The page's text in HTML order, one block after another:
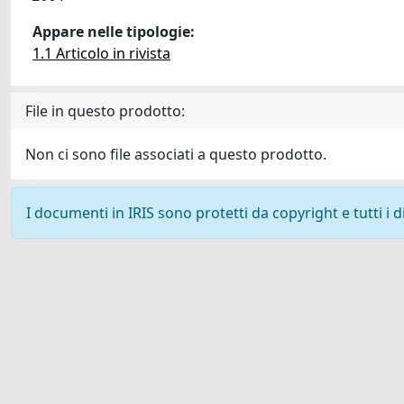
Appare nelle tipologie:
1.1 Articolo in rivista
File in questo prodotto:
Non ci sono file associati a questo prodotto.
I documenti in IRIS sono protetti da copyright e tutti i